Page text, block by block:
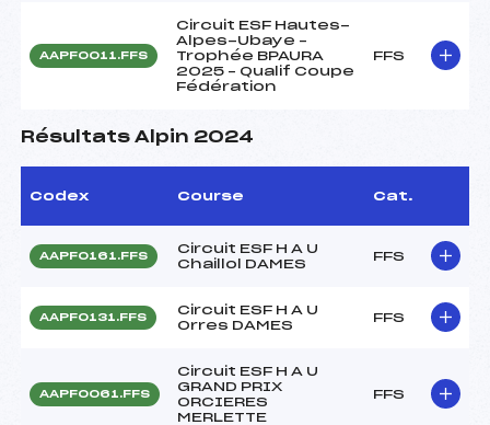
AAPF0011.FFS
Circuit ESF Hautes-
Alpes-Ubaye –
Trophée BPAURA
2025 – Qualif Coupe
Fédération
FFS
Résultats Alpin 2024
Codex Course Cat.
AAPF0161.FFS
Circuit ESF H A U
Chaillol DAMES
FFS
AAPF0131.FFS
Circuit ESF H A U
Orres DAMES
FFS
AAPF0061.FFS
Circuit ESF H A U
GRAND PRIX
ORCIERES
MERLETTE
FFS